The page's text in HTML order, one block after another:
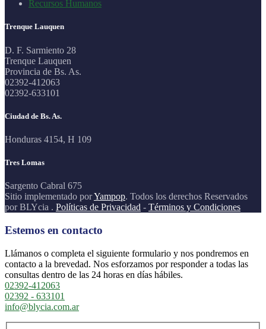
Recursos Humanos
Trenque Lauquen
D. F. Sarmiento 28
Trenque Lauquen
Provincia de Bs. As.
02392-412063
02392-633101
Ciudad de Bs. As.
Honduras 4154, H 109
Tres Lomas
Sargento Cabral 675
Sitio implementado porYampop. Todos los derechos Reservados
por BLYcia . Políticas de Privacidad - Términos y Condiciones
Estemos en contacto
Llámanos o completa el siguiente formulario y nos pondremos en
contacto a la brevedad. Nos esforzamos por responder a todas las
consultas dentro de las 24 horas en días hábiles.
02392-412063
02392 - 633101
info@blycia.com.ar